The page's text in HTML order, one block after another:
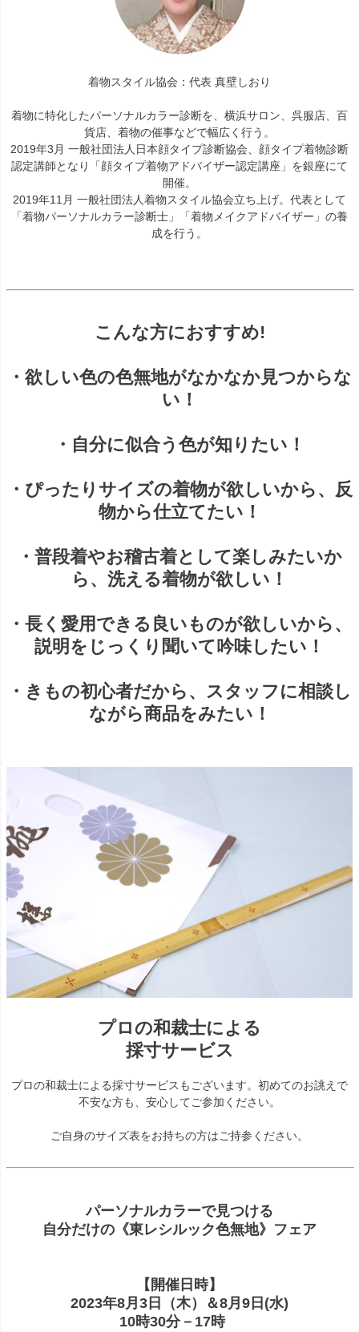
着物スタイル協会：代表 真壁しおり
着物に特化したパーソナルカラー診断を、横浜サロン、呉服店、百
貨店、着物の催事などで幅広く行う。
2019年3月 一般社団法人日本顔タイプ診断協会、顔タイプ着物診断
認定講師となり「顔タイプ着物アドバイザー認定講座」を銀座にて
開催。
2019年11月 一般社団法人着物スタイル協会立ち上げ。代表として
「着物パーソナルカラー診断士」「着物メイクアドバイザー」の養
成を行う。
こんな方におすすめ!
・欲しい色の色無地がなかなか見つからな
い！
・自分に似合う色が知りたい！
・ぴったりサイズの着物が欲しいから、反
物から仕立てたい！
・普段着やお稽古着として楽しみたいか
ら、洗える着物が欲しい！
・長く愛用できる良いものが欲しいから、
説明をじっくり聞いて吟味したい！
・きもの初心者だから、スタッフに相談し
ながら商品をみたい！
プロの和裁士による
採寸サービス
プロの和裁士による採寸サービスもございます。初めてのお誂えで
不安な方も、安心してご参加ください。
ご自身のサイズ表をお持ちの方はご持参ください。
パーソナルカラーで見つける
自分だけの《東レシルック色無地》フェア
【開催日時】
2023年8月3日（木）＆8月9日(水)
10時30分－17時